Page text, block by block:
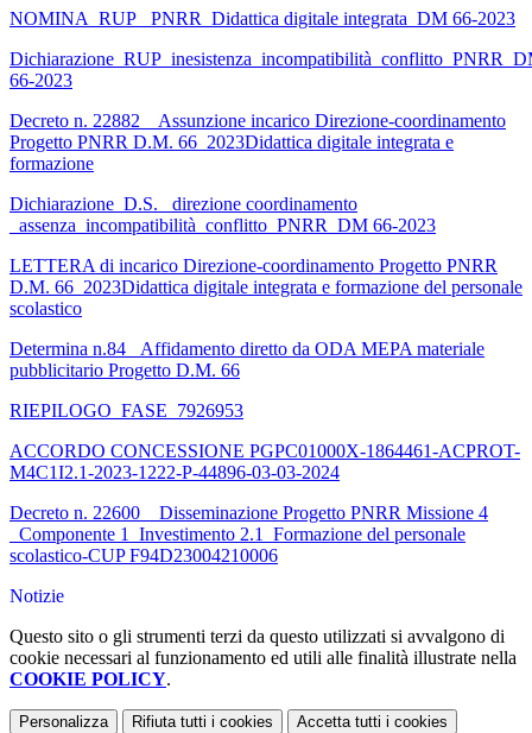
NOMINA_RUP_ PNRR_Didattica digitale integrata_DM 66-2023
66-2023
Decreto n. 22882 _ Assunzione incarico Direzione-coordinamento
Progetto PNRR D.M. 66_2023Didattica digitale integrata e
formazione
Dichiarazione_D.S. _direzione coordinamento
_assenza_incompatibilità_conflitto_PNRR_DM 66-2023
LETTERA di incarico Direzione-coordinamento Progetto PNRR
D.M. 66_2023Didattica digitale integrata e formazione del personale
scolastico
Determina n.84 _Affidamento diretto da ODA MEPA materiale
pubblicitario Progetto D.M. 66
RIEPILOGO_FASE_7926953
ACCORDO CONCESSIONE PGPC01000X-1864461-ACPROT-
M4C1I2.1-2023-1222-P-44896-03-03-2024
Decreto n. 22600 _ Disseminazione Progetto PNRR Missione 4
_Componente 1_Investimento 2.1_Formazione del personale
scolastico-CUP F94D23004210006
Notizie
Questo sito o gli strumenti terzi da questo utilizzati si avvalgono di
cookie necessari al funzionamento ed utili alle finalità illustrate nella
COOKIE POLICY.
Personalizza Rifiuta tutti i cookies Accetta tutti i cookies